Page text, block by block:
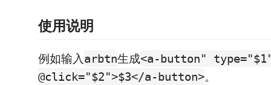
使用说明
例如输入arbtn生成<a-button"
@click="$2">$3</a-button>。